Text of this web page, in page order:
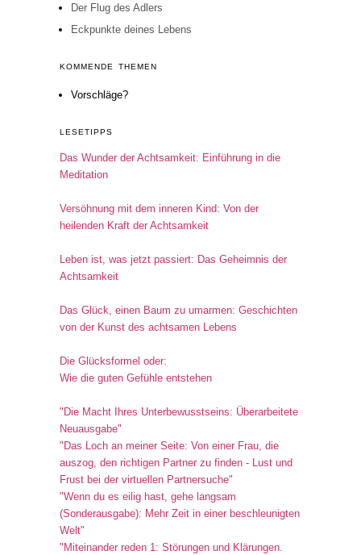
Der Flug des Adlers
Eckpunkte deines Lebens
KOMMENDE THEMEN
Vorschläge?
LESETIPPS
Das Wunder der Achtsamkeit: Einführung in die
Meditation
Versöhnung mit dem inneren Kind: Von der
heilenden Kraft der Achtsamkeit
Leben ist, was jetzt passiert: Das Geheimnis der
Achtsamkeit
Das Glück, einen Baum zu umarmen: Geschichten
von der Kunst des achtsamen Lebens
Die Glücksformel oder:
Wie die guten Gefühle entstehen
"Die Macht Ihres Unterbewusstseins: Überarbeitete
Neuausgabe"
"Das Loch an meiner Seite: Von einer Frau, die
auszog, den richtigen Partner zu finden - Lust und
Frust bei der virtuellen Partnersuche"
"Wenn du es eilig hast, gehe langsam
(Sonderausgabe): Mehr Zeit in einer beschleunigten
Welt"
"Miteinander reden 1: Störungen und Klärungen.